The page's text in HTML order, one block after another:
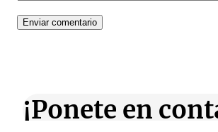
¡Ponete en